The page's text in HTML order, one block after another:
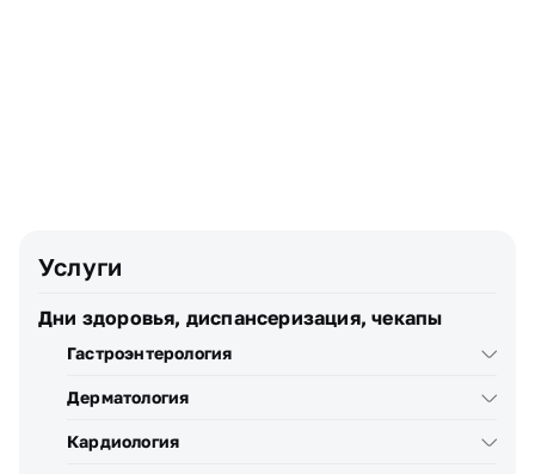
Услуги
Дни здоровья, диспансеризация, чекапы
Гастроэнтерология
Дерматология
Кардиология